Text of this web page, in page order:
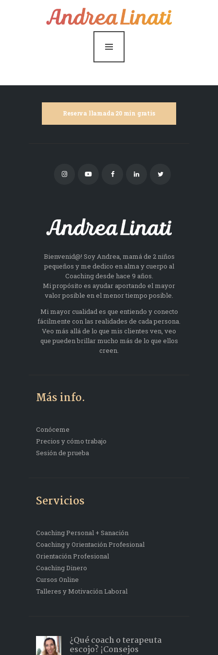
¿Cómo funciona?
Servicios
Coaching Gratis
Conóceme
Contáctame
Blog
Reserva llamada 20 min gratis
Bienvenid@! Soy Andrea, mamá de 2 niños
pequeños y me dedico en alma y cuerpo al
Coaching desde hace 9 años.
Mi propósito es ayudar aportando el mayor
valor posible en el menor tiempo posible.
Mi mayor cualidad es que entiendo y conecto
fácilmente con las realidades de cada persona.
Veo más allá de lo que mis clientes ven, veo
que pueden brillar mucho más de lo que ellos
creen.
Más info.
Conóceme
Precios y cómo trabajo
Sesión de prueba
Servicios
Coaching Personal + Sanación
Coaching y Orientación Profesional
Orientación Profesional
Coaching Dinero
Cursos Online
Talleres y Motivación Laboral
¿Qué coach o terapeuta
escojo? ¡Consejos